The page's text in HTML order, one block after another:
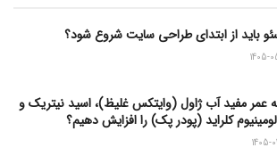
باید از ابتدای طراحی سایت شروع شود؟
عمر مفید آب ژاول (وایتکس غلیظ)، اسید نیتریک و
کلراید (پودر پک) را افزایش دهیم؟